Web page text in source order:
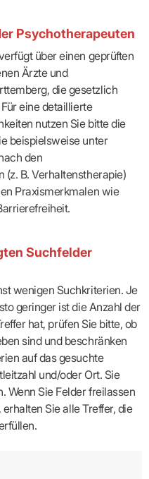
Psychotherapeuten
über einen geprüften
Ärzte und
die gesetzlich
eine detaillierte
nutzen Sie bitte die
beispielsweise unter
den
B. Verhaltenstherapie)
Praxismerkmalen wie
Suchfelder
wenigen Suchkriterien. Je
geringer ist die Anzahl der
hat, prüfen Sie bitte, ob
sind und beschränken
auf das gesuchte
und/oder Ort. Sie
Wenn Sie Felder freilassen
erhalten Sie alle Treffer, die